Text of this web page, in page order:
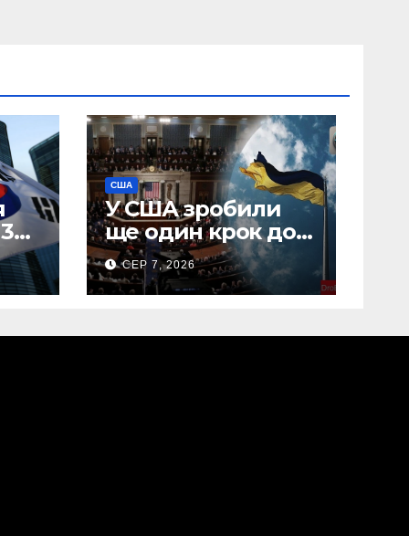
США
У США зробили
ще один крок до
введення
“пекельних
санкцій” проти
СЕР 7, 2026